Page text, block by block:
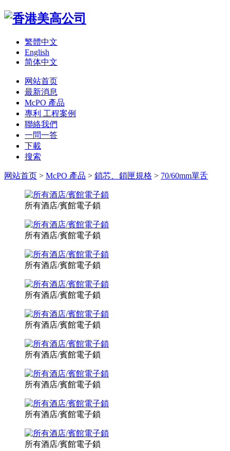
繁體中文
English
简体中文
网站首页
最新消息
McPO 產品
專利 工程案例
聯絡我們
一問一答
下載
搜索
网站首页 > McPO 產品 > 鎖芯、鎖匣規格 > 70/60mm單舌
所有酒店/賓館電子鎖
所有酒店/賓館電子鎖
所有酒店/賓館電子鎖
所有酒店/賓館電子鎖
所有酒店/賓館電子鎖
所有酒店/賓館電子鎖
所有酒店/賓館電子鎖
所有酒店/賓館電子鎖
所有酒店/賓館電子鎖